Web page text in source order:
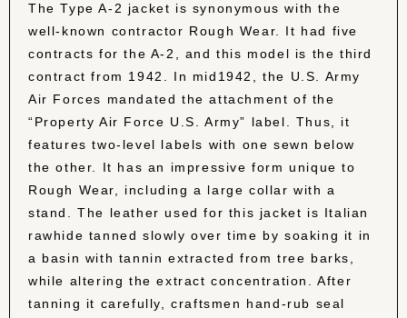
The Type A-2 jacket is synonymous with the
well-known contractor Rough Wear. It had five
contracts for the A-2, and this model is the third
contract from 1942. In mid1942, the U.S. Army
Air Forces mandated the attachment of the
“Property Air Force U.S. Army” label. Thus, it
features two-level labels with one sewn below
the other. It has an impressive form unique to
Rough Wear, including a large collar with a
stand. The leather used for this jacket is Italian
rawhide tanned slowly over time by soaking it in
a basin with tannin extracted from tree barks,
while altering the extract concentration. After
tanning it carefully, craftsmen hand-rub seal